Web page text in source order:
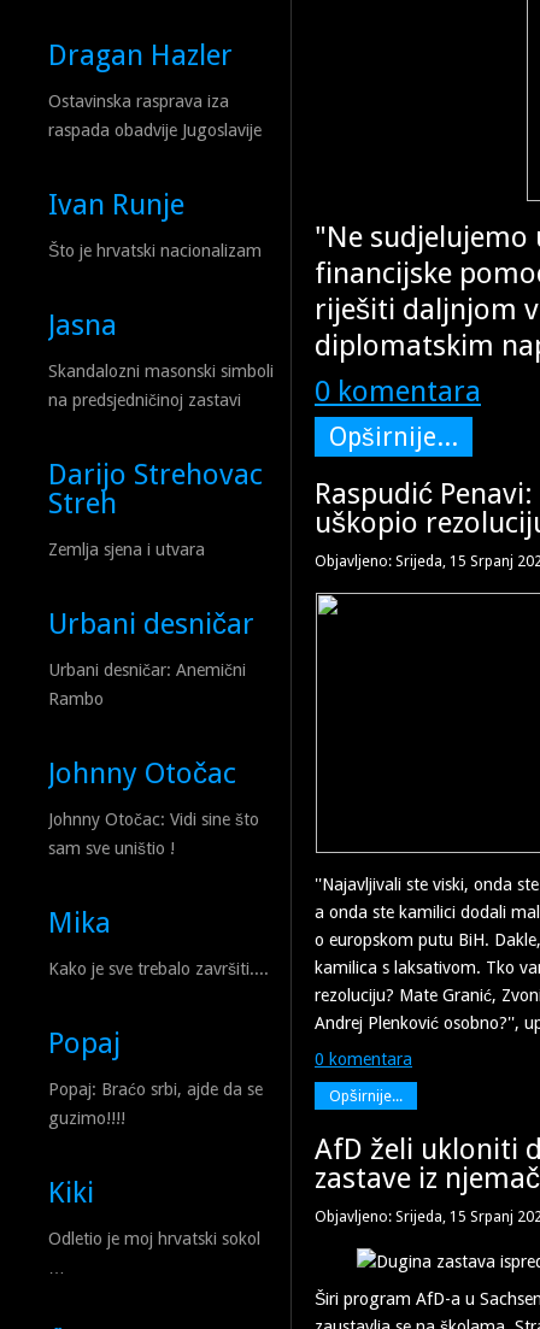
Dragan Hazler
Ostavinska rasprava iza
raspada obadvije Jugoslavije
Ivan Runje
Što je hrvatski nacionalizam
Jasna
Skandalozni masonski simboli
na predsjedničinoj zastavi
Darijo Strehovac
Streh
Zemlja sjena i utvara
Urbani desničar
Urbani desničar: Anemični
Rambo
Johnny Otočac
Johnny Otočac: Vidi sine što
sam sve uništio !
Mika
Kako je sve trebalo završiti....
Popaj
Popaj: Braćo srbi, ajde da se
guzimo!!!!
Kiki
Odletio je moj hrvatski sokol
"Ne sudjelujemo
financijske
riješiti daljnjom
diplomatskim
0 komentara
Opširnije...
Raspudić
uškopio
Objavljeno: Srijeda, 15 Srpanj
''Najavljivali ste viski, onda
a onda ste kamilici dodali
o europskom putu BiH.
kamilica s laksativom. Tko
rezoluciju? Mate Granić,
Andrej Plenković osobno?'',
0 komentara
Opširnije...
AfD želi ukloniti
zastave iz
Objavljeno: Srijeda, 15 Srpanj
Širi program AfD-a u